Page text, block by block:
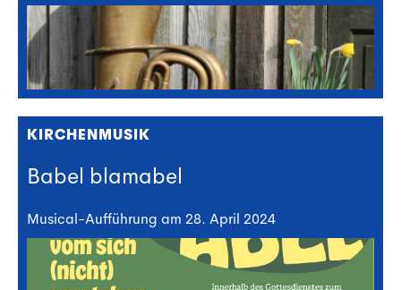
KIRCHENMUSIK
Babel blamabel
Musical-Aufführung am 28. April 2024